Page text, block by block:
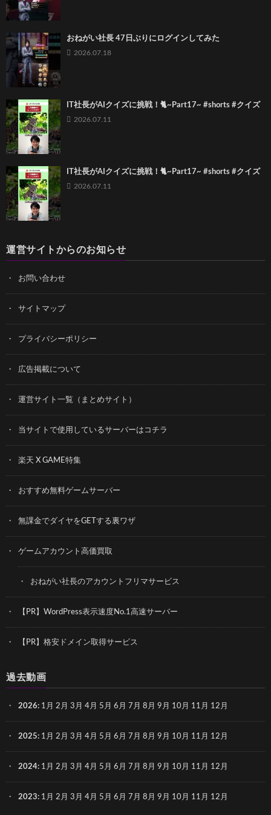
おねがい社長 47日ぶりにログインしてみた
2026.07.18
IT社長がAIクイズに挑戦！🐈~Part17~ #shorts #クイズ
2026.07.11
IT社長がAIクイズに挑戦！🐈~Part17~ #shorts #クイズ
2026.07.11
運営サイトからのお知らせ
お問い合わせ
サイトマップ
プライバシーポリシー
広告掲載について
運営サイト一覧（まとめサイト）
当サイトで使用しているサーバーはコチラ
楽天 X GAME特集
おすすめ無料ゲームサーバー
無課金でダイヤをGETする裏ワザ
ゲームアカウント高価買取
おねがい社長のアカウントフリマサービス
【PR】WordPress表示速度No.1高速サーバー
【PR】格安ドメイン取得サービス
過去動画
2026: 1月 2月 3月 4月 5月 6月 7月 8月 9月 10月 11月 12月
2025: 1月 2月 3月 4月 5月 6月 7月 8月 9月 10月 11月 12月
2024: 1月 2月 3月 4月 5月 6月 7月 8月 9月 10月 11月 12月
2023: 1月 2月 3月 4月 5月 6月 7月 8月 9月 10月 11月 12月